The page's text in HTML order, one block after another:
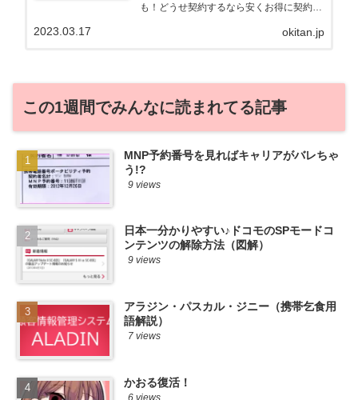
も！どうせ契約するなら安くお得に契約し
る自身も、そういう案件を常に狙ってます
okitan.jp
2023.03.17
この1週間でみんなに読まれてる記事
MNP予約番号を見ればキャリアがバレちゃ
う!?
9 views
日本一分かりやすい♪ドコモのSPモードコ
ンテンツの解除方法（図解）
9 views
アラジン・パスカル・ジニー（携帯乞食用
語解説）
7 views
かおる復活！
6 views